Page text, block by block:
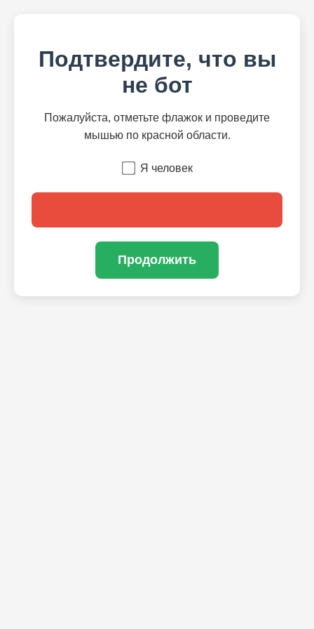
Подтвердите, что вы
не бот
Пожалуйста, отметьте флажок и проведите
мышью по красной области.
Я человек
Продолжить